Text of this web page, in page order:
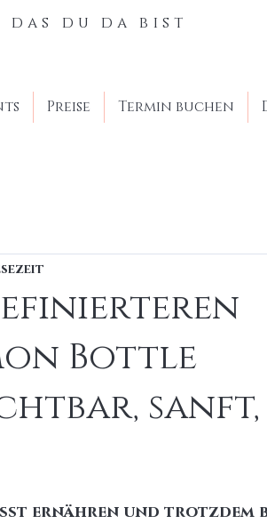
Preise Termin buchen
das du da bist
Bottle
sanft,
ernähren und trotzdem